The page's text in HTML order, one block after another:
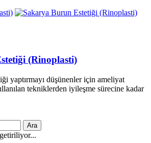
(Rinoplasti)
yaptırmayı düşünenler için ameliyat
tekniklerden iyileşme sürecine kadar
Ara